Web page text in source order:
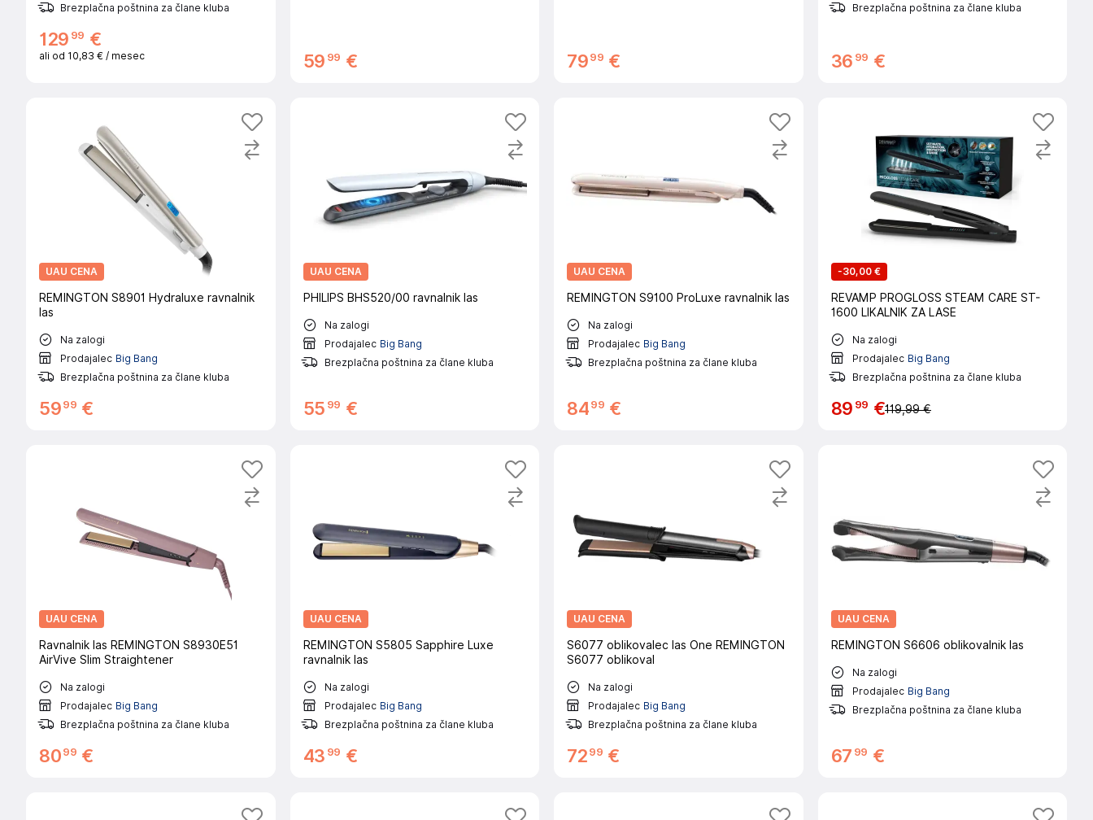
Brezplačna poštnina za člane kluba
129 99 €
ali od 10,83 € / mesec 59 99 € 7999 €
Brezplačna poštnina za člane kluba
36 99 €
UAU CENA
REMINGTON S8901 Hydraluxe ravnalnik
las
Na zalogi
Prodajalec Big Bang
Brezplačna poštnina za člane kluba
5999 €
UAU CENA
PHILIPS BHS520/00 ravnalnik las
Na zalogi
Prodajalec Big Bang
Brezplačna poštnina za člane kluba
55 99 €
UAU CENA
REMINGTON S9100 ProLuxe ravnalnik las
Na zalogi
Prodajalec Big Bang
Brezplačna poštnina za člane kluba
8499 €
-30,00 €
REVAMP PROGLOSS STEAM CARE ST-
1600 LIKALNIK ZA LASE
Na zalogi
Prodajalec Big Bang
Brezplačna poštnina za člane kluba
89 99 €119,99 €
UAU CENA
Ravnalnik las REMINGTON S8930E51
AirVive Slim Straightener
Na zalogi
Prodajalec Big Bang
Brezplačna poštnina za člane kluba
8099 €
UAU CENA
REMINGTON S5805 Sapphire Luxe
ravnalnik las
Na zalogi
Prodajalec Big Bang
Brezplačna poštnina za člane kluba
43 99 €
UAU CENA
S6077 oblikovalec las One REMINGTON
S6077 oblikoval
Na zalogi
Prodajalec Big Bang
Brezplačna poštnina za člane kluba
7299 €
UAU CENA
REMINGTON S6606 oblikovalnik las
Na zalogi
Prodajalec Big Bang
Brezplačna poštnina za člane kluba
67 99 €